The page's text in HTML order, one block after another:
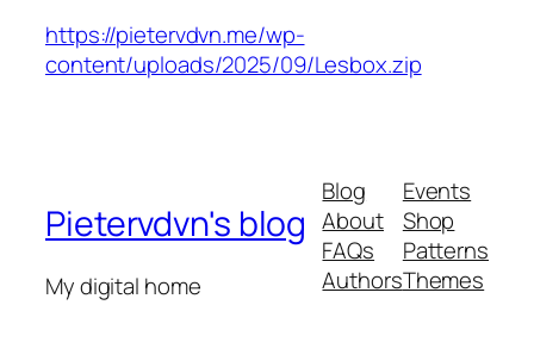
https://pietervdvn.me/wp-
content/uploads/2025/09/Lesbox.zip
Pietervdvn's blog
My digital home
Blog
About
FAQs
Authors
Events
Shop
Patterns
Themes